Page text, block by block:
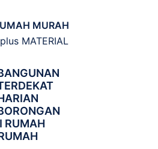
MURAH
MATERIAL
RUMAH